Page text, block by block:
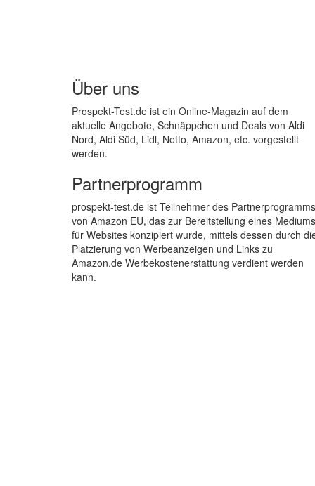
Über uns
Prospekt-Test.de ist ein Online-Magazin auf dem
aktuelle Angebote, Schnäppchen und Deals von Aldi
Nord, Aldi Süd, Lidl, Netto, Amazon, etc. vorgestellt
werden.
Partnerprogramm
prospekt-test.de ist Teilnehmer des Partnerprogramms
von Amazon EU, das zur Bereitstellung eines Mediums
für Websites konzipiert wurde, mittels dessen durch
Platzierung von Werbeanzeigen und Links zu
Amazon.de Werbekostenerstattung verdient werden
kann.